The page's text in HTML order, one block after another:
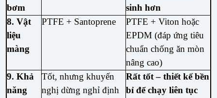
bơm
sinh hơn
8. Vật
liệu
màng
PTFE + Santoprene
PTFE + Viton hoặc
EPDM (đáp ứng tiêu
chuẩn chống ăn mòn
nâng cao)
9. Khả
năng
Tốt, nhưng khuyến
nghị dừng nghỉ định
Rất tốt – thiết kế bền
bỉ để chạy liên tục